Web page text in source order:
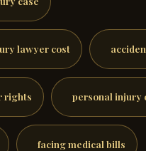
lawyer cost
rights personal injury
facing medical bills